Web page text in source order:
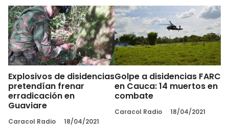
Explosivos de disidencias
pretendían frenar
erradicación en
Guaviare
Caracol Radio 18/04/2021
Golpe a disidencias FARC
en Cauca: 14 muertos en
combate
Caracol Radio 18/04/2021